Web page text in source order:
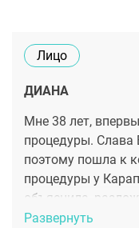
Лицо
ДИАНА
Мне 38 лет,
процедуры. Слава
поэтому пошла к
процедуры у
объяснила,
консультации. Мы
Развернуть